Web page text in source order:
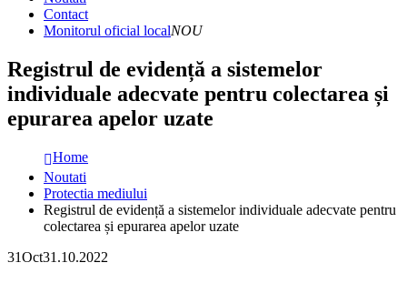
Contact
Monitorul oficial localNOU
Registrul de evidență a sistemelor
individuale adecvate pentru colectarea și
epurarea apelor uzate
Home
Noutati
Protectia mediului
Registrul de evidență a sistemelor individuale adecvate pentru
colectarea și epurarea apelor uzate
31Oct31.10.2022